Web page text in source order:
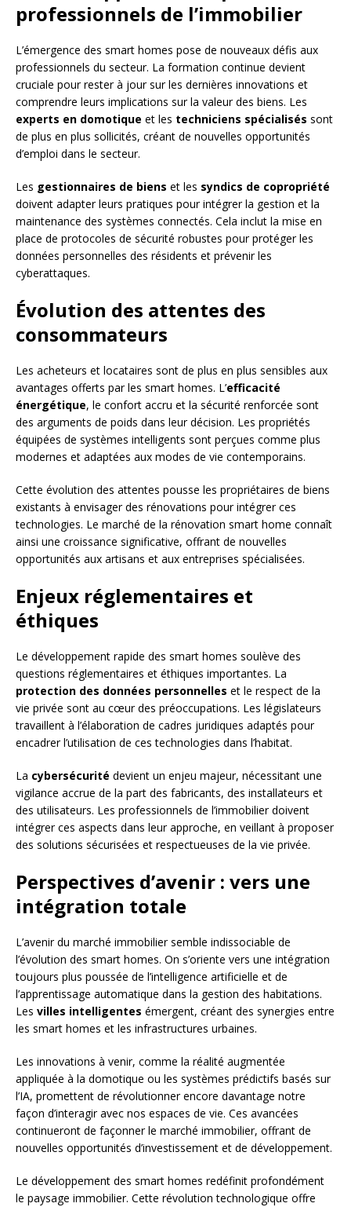
professionnels de l’immobilier
L’émergence des smart homes pose de nouveaux défis aux
professionnels du secteur. La formation continue devient
cruciale pour rester à jour sur les dernières innovations et
comprendre leurs implications sur la valeur des biens. Les
experts en domotique et les techniciens spécialisés sont
de plus en plus sollicités, créant de nouvelles opportunités
d’emploi dans le secteur.
Les gestionnaires de biens et les syndics de copropriété
doivent adapter leurs pratiques pour intégrer la gestion et la
maintenance des systèmes connectés. Cela inclut la mise en
place de protocoles de sécurité robustes pour protéger les
données personnelles des résidents et prévenir les
cyberattaques.
Évolution des attentes des
consommateurs
Les acheteurs et locataires sont de plus en plus sensibles aux
avantages offerts par les smart homes. L’efficacité
énergétique, le confort accru et la sécurité renforcée sont
des arguments de poids dans leur décision. Les propriétés
équipées de systèmes intelligents sont perçues comme plus
modernes et adaptées aux modes de vie contemporains.
Cette évolution des attentes pousse les propriétaires de biens
existants à envisager des rénovations pour intégrer ces
technologies. Le marché de la rénovation smart home connaît
ainsi une croissance significative, offrant de nouvelles
opportunités aux artisans et aux entreprises spécialisées.
Enjeux réglementaires et
éthiques
Le développement rapide des smart homes soulève des
questions réglementaires et éthiques importantes. La
protection des données personnelles et le respect de la
vie privée sont au cœur des préoccupations. Les législateurs
travaillent à l’élaboration de cadres juridiques adaptés pour
encadrer l’utilisation de ces technologies dans l’habitat.
La cybersécurité devient un enjeu majeur, nécessitant une
vigilance accrue de la part des fabricants, des installateurs et
des utilisateurs. Les professionnels de l’immobilier doivent
intégrer ces aspects dans leur approche, en veillant à proposer
des solutions sécurisées et respectueuses de la vie privée.
Perspectives d’avenir : vers une
intégration totale
L’avenir du marché immobilier semble indissociable de
l’évolution des smart homes. On s’oriente vers une intégration
toujours plus poussée de l’intelligence artificielle et de
l’apprentissage automatique dans la gestion des habitations.
Les villes intelligentes émergent, créant des synergies entre
les smart homes et les infrastructures urbaines.
Les innovations à venir, comme la réalité augmentée
appliquée à la domotique ou les systèmes prédictifs basés sur
l’IA, promettent de révolutionner encore davantage notre
façon d’interagir avec nos espaces de vie. Ces avancées
continueront de façonner le marché immobilier, offrant de
nouvelles opportunités d’investissement et de développement.
Le développement des smart homes redéfinit profondément
le paysage immobilier. Cette révolution technologique offre